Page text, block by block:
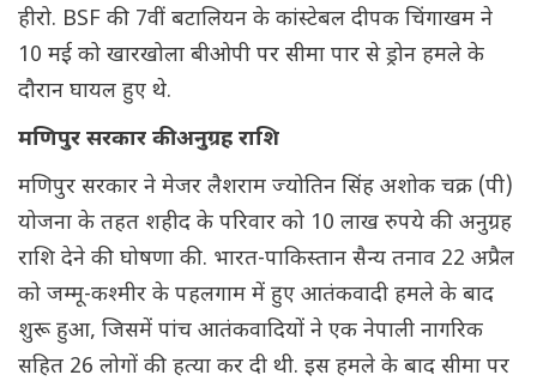
हीरो. BSF की 7वीं बटालियन के कांस्टेबल दीपक चिंगाखम ने
10 मई को खारखोला बीओपी पर सीमा पार से ड्रोन हमले के
दौरान घायल हुए थे.
मणिपुर सरकार की अनुग्रह राशि
मणिपुर सरकार ने मेजर लैशराम ज्योतिन सिंह अशोक चक्र (पी)
योजना के तहत शहीद के परिवार को 10 लाख रुपये की अनुग्रह
राशि देने की घोषणा की. भारत-पाकिस्तान सैन्य तनाव 22 अप्रैल
को जम्मू-कश्मीर के पहलगाम में हुए आतंकवादी हमले के बाद
शुरू हुआ, जिसमें पांच आतंकवादियों ने एक नेपाली नागरिक
सहित 26 लोगों की हत्या कर दी थी. इस हमले के बाद सीमा पर